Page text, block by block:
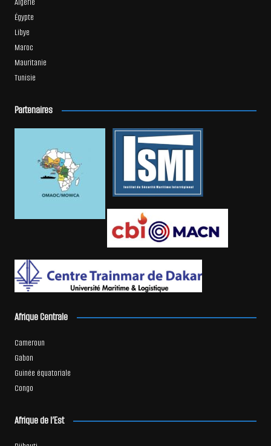
Égypte
Libye
Maroc
Mauritanie
Tunisie
Partenaires
Afrique Centrale
Cameroun
Gabon
Guinée équatoriale
Congo
Afrique de l’Est